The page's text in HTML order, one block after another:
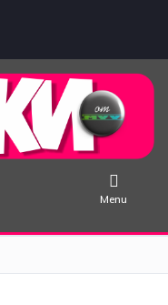
Menu